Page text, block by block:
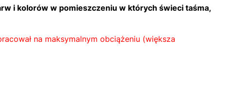
i kolorów w pomieszczeniu w których świeci taśma,
na maksymalnym obciążeniu (większa